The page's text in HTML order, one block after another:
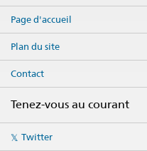
Page d'accueil
Plan du site
Contact
Tenez-vous au courant
mediaTwitter